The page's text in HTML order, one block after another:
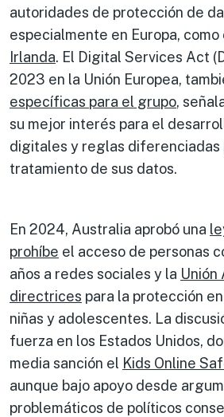
autoridades de protección de
especialmente en Europa, como
Irlanda. El Digital Services Act
2023 en la Unión Europea,
específicas para el grupo,
su mejor interés para el
digitales y reglas diferenciadas
tratamiento de sus datos.
En 2024, Australia aprobó una
prohíbe el acceso de personas
años a redes sociales y la Unión
directrices para la protección
niñas y adolescentes. La
fuerza en los Estados Unidos,
media sanción el Kids Online
aunque bajo apoyo desde
problemáticos de políticos